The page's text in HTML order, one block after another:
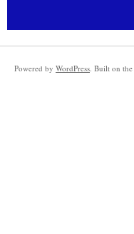
Powered by WordPress. Built on the